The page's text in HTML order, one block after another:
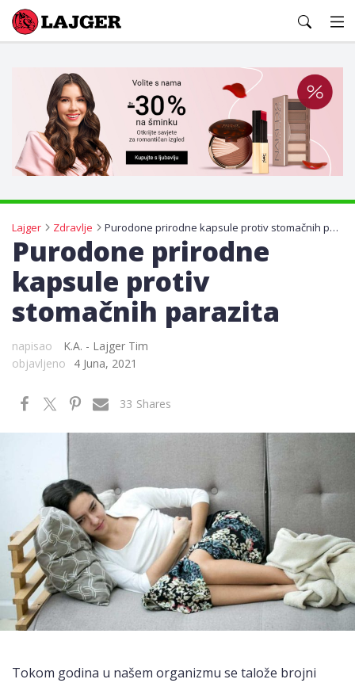
Lajger
Lajger Zdravlje Purodone prirodne kapsule protiv stomačnih parazita
Purodone prirodne
kapsule protiv
stomačnih parazita
napisao
K.A. - Lajger Tim
objavljeno
4 Juna, 2021
Shares
33
Tokom godina u našem organizmu se talože brojni